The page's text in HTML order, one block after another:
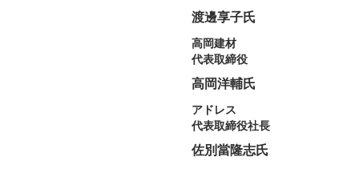
渡邊享子氏
高岡建材
代表取締役
高岡洋輔氏
アドレス
代表取締役社長
佐別當隆志氏